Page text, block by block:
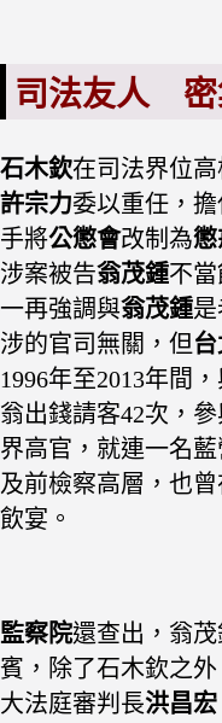
司法友人 密
石木欽在司法界位
許宗力委以重任，
手將公懲會改制為懲
涉案被告翁茂鍾不
一再強調與翁茂鍾
涉的官司無關，但
1996年至2013年間
翁出錢請客42次，
界高官，就連一名
及前檢察高層，也曾
飲宴。
監察院還查出，翁
賓，除了石木欽之
大法庭審判長洪昌宏